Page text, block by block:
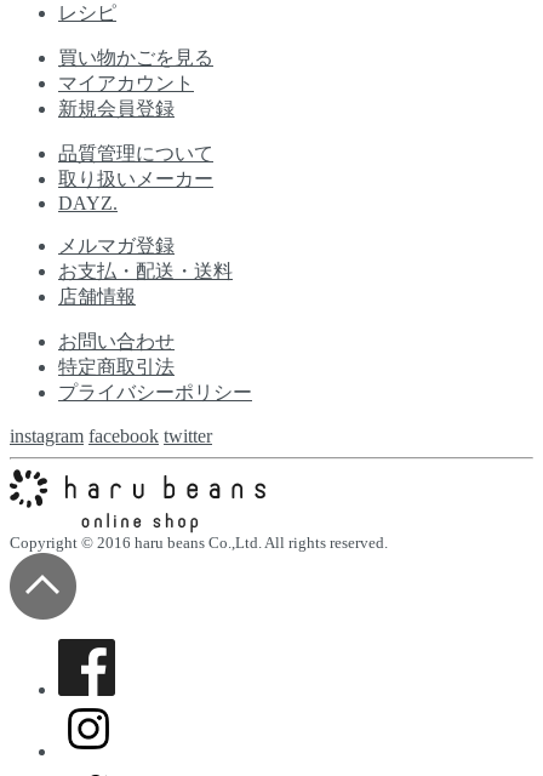
レシピ
買い物かごを見る
マイアカウント
新規会員登録
品質管理について
取り扱いメーカー
DAYZ.
メルマガ登録
お支払・配送・送料
店舗情報
お問い合わせ
特定商取引法
プライバシーポリシー
instagram facebook twitter
Copyright © 2016 haru beans Co.,Ltd. All rights reserved.